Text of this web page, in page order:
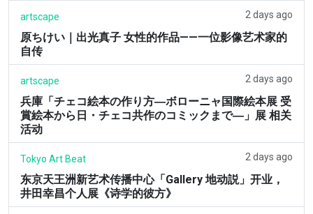
artscape 2 days ago
原ちけい｜出光真子 女性的作品——一位影像艺术家的
自传
artscape 2 days ago
兵庫「チェコ絵本の作り方―ボローニャ国際絵本展 受
賞絵本から日・チェコ共作のコミックまで―」展 相关
活动
Tokyo Art Beat 2 days ago
东京天王洲新艺术传播中心「Gallery 地动説」开业，
井田幸昌个人展《诗学的彼方》